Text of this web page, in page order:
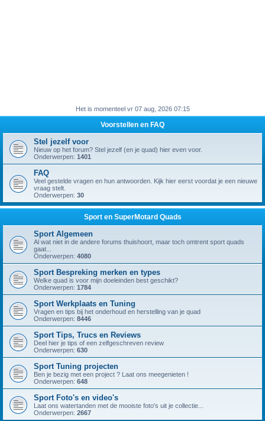
Het is momenteel vr 07 aug, 2026 07:15
Voorstellen en FAQ
Stel jezelf voor
Nieuw op het forum? Stel jezelf (en je quad) hier even voor.
Onderwerpen: 1401
FAQ
Veel gestelde vragen en hun antwoorden. Kijk hier eerst voordat je een nieuwe
vraag stelt.
Onderwerpen: 30
Sport en SuperMotard Quads
Sport Algemeen
Al wat niet in de andere forums thuishoort, maar toch omtrent sport quads
gaat...
Onderwerpen: 4080
Sport Bespreking merken en types
Welke quad is voor mijn doeleinden best geschikt?
Onderwerpen: 1784
Sport Werkplaats en Tuning
Vragen en tips bij het onderhoud en herstelling van je quad
Onderwerpen: 8446
Sport Tips, Trucs en Reviews
Deel hier je tips of een zelfgeschreven review
Onderwerpen: 630
Sport Tuning projecten
Ben je bezig met een project ? Laat ons meegenieten !
Onderwerpen: 648
Sport Foto's en video's
Laat ons watertanden met de mooiste foto's uit je collectie...
Onderwerpen: 2667